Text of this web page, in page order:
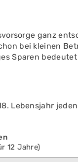
ganz
bei kleinen
Sparen
Lebensjahr
12 Jahre)